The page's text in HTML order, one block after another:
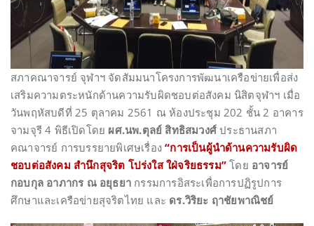
สภาคณาจารย์ จุฬาฯ จัดสัมมนาโครงการพัฒนาเครือข่ายเพื่อส่ง
เสริมความตระหนักด้านความรับผิดชอบต่อสังคม นิสิตจุฬาฯ เมื่อ
วันพฤหัสบดีที่ 25 ตุลาคม 2561 ณ ห้องประชุม 202 ชั้น 2 อาคาร
จามจุรี 4 พิธีเปิดโดย ผศ.นพ.ตุลย์ สิทธิสมวงศ์ ประธานสภา
คณาจารย์ การบรรยายพิเศษเรื่อง “การเป็นผู้นำด้านความรับผิด
ชอบต่อสังคม สำนึกสุจริต โปร่งใส ใฝ่จริยธรรม” โดย อาจารย์
กอบกุล อาภากร ณ อยุธยา กรรมการอิสระเพื่อการปฏิรูปการ
ศึกษาและเครือข่ายสุจริตไทย และ ดร.วิริยะ ฤาชัยพาณิชย์